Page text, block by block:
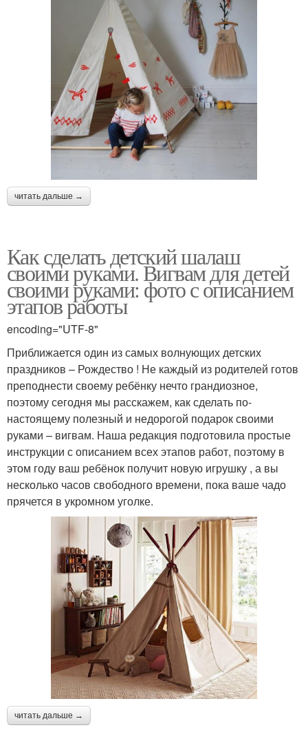
читать дальше →
Как сделать детский шалаш
своими руками. Вигвам для детей
своими руками: фото с описанием
этапов работы
encoding="UTF-8"
Приближается один из самых волнующих детских
праздников – Рождество ! Не каждый из родителей готов
преподнести своему ребёнку нечто грандиозное,
поэтому сегодня мы расскажем, как сделать по-
настоящему полезный и недорогой подарок своими
руками – вигвам. Наша редакция подготовила простые
инструкции с описанием всех этапов работ, поэтому в
этом году ваш ребёнок получит новую игрушку , а вы
несколько часов свободного времени, пока ваше чадо
прячется в укромном уголке.
читать дальше →